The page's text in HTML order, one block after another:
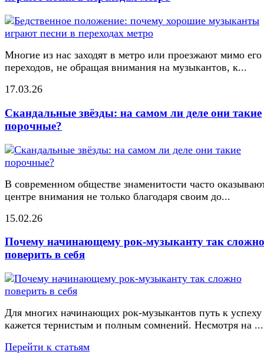
Многие из нас заходят в метро или проезжают мимо его
переходов, не обращая внимания на музыкантов, к...
17.03.26
Скандальные звёзды: на самом ли деле они такие
порочные?
В современном обществе знаменитости часто
центре внимания не только благодаря своим до...
15.02.26
Почему начинающему рок-музыканту так сложно
поверить в себя
Для многих начинающих рок-музыкантов путь к успеху
кажется тернистым и полным сомнений. Несмотря на ...
Перейти к статьям